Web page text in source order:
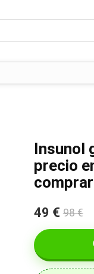
Insunol
precio
comprar
49 € 98 €